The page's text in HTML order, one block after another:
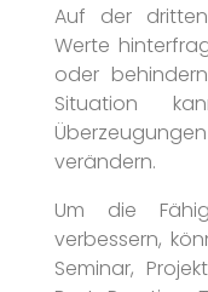
Auf der
Werte
oder
Situation
verändern.
Um die
verbessern,
Seminar,